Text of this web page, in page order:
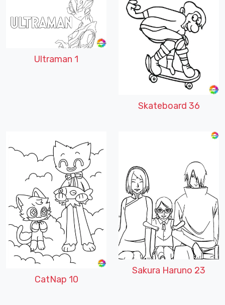
Ultraman 1
Skateboard 36
CatNap 10
Sakura Haruno 23